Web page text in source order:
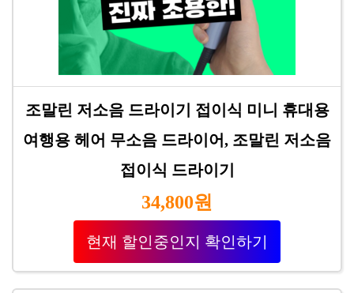
조말린 저소음 드라이기 접이식 미니 휴대용
여행용 헤어 무소음 드라이어, 조말린 저소음
접이식 드라이기
34,800원
현재 할인중인지 확인하기